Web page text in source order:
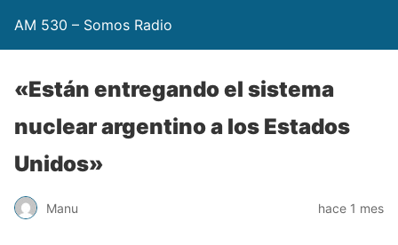
AM 530 – Somos Radio
«Están entregando el sistema
nuclear argentino a los Estados
Unidos»
Manu hace 1 mes